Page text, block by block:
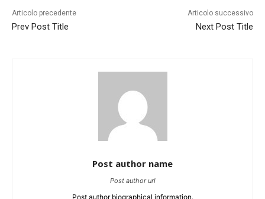
Articolo precedente
Prev Post Title
Articolo successivo
Next Post Title
Post author name
Post author url
Post author biographical information.